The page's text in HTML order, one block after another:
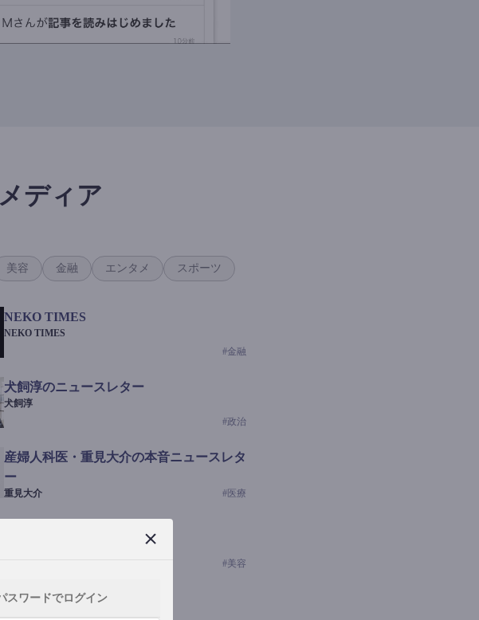
スワードでログイン
ディア
美容 金融 エンタメ スポーツ
NEKO TIMES
NEKO TIMES
#金融
犬飼淳のニュースレター
犬飼淳
#政治
産婦人科医・重見大介の本音ニュースレタ
ー
重見大介 #医療
なつなつ（化粧品・皮膚科学の研究者）
#美容
ｺｯｶﾗSaaS